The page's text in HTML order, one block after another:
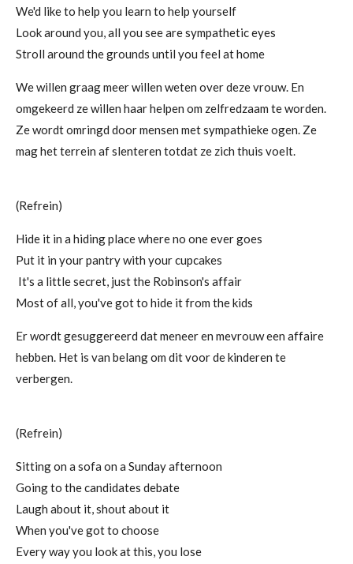
We'd like to help you learn to help yourself
Look around you, all you see are sympathetic eyes
Stroll around the grounds until you feel at home
We willen graag meer willen weten over deze vrouw. En
omgekeerd ze willen haar helpen om zelfredzaam te worden.
Ze wordt omringd door mensen met sympathieke ogen. Ze
mag het terrein af slenteren totdat ze zich thuis voelt.
(Refrein)
Hide it in a hiding place where no one ever goes
Put it in your pantry with your cupcakes
It's a little secret, just the Robinson's affair
Most of all, you've got to hide it from the kids
Er wordt gesuggereerd dat meneer en mevrouw een affaire
hebben. Het is van belang om dit voor de kinderen te
verbergen.
(Refrein)
Sitting on a sofa on a Sunday afternoon
Going to the candidates debate
Laugh about it, shout about it
When you've got to choose
Every way you look at this, you lose